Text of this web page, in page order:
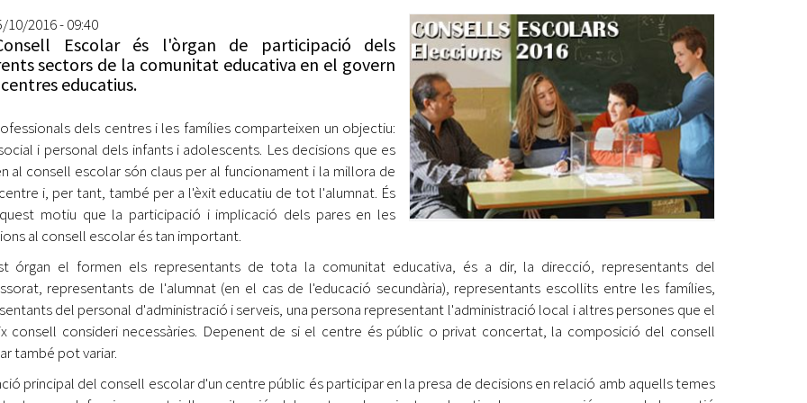
Ètica i Integritat
Retiment de Comptes
Accés a Informació Pública
Dades Obertes
Catàleg de Serveis i Tràmits
jove 2026
Cerdanyola opta a més de 5 milions d'euros del Pla de
Barris per transformar les Fontetes, Quatre Cantons i
El FIT presenta el cartell de la seva 16a edició i dona el
tret de sortida al festival
L’Ajuntament reparteix ulleres gratuïtes per veure
l'eclipsi solar
Entitats
Equipaments
Mercats Municipals
Webs Municipals
10/2016 - 09:40
Escolar és l'òrgan de participació dels
sectors de la comunitat educativa en el govern
educatius.
dels centres i les famílies comparteixen un objectiu:
i personal dels infants i adolescents. Les decisions que es
al consell escolar són claus per al funcionament i la millora de
i, per tant, també per a l'èxit educatiu de tot l'alumnat. És
motiu que la participació i implicació dels pares en les
al consell escolar és tan important.
órgan el formen els representants de tota la comunitat educativa, és a dir, la direcció, representants del
representants de l'alumnat (en el cas de l'educació secundària), representants escollits entre les famílies,
del personal d'administració i serveis, una persona representant l'administració local i altres persones que el
consell consideri necessàries. Depenent de si el centre és públic o privat concertat, la composició del consell
també pot variar.
principal del consell escolar d'un centre públic és participar en la presa de decisions en relació amb aquells temes